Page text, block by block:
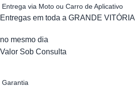
Entrega via Moto ou Carro de Aplicativo
Entregas em toda a GRANDE VITÓRIA
no mesmo dia
Valor Sob Consulta
Garantia